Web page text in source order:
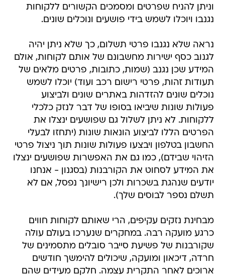
וניתן להניח שפרטים ומסמכים הקשורים ללקוחות
נגנבו ויוכלו לשמש בידי פושעים ונוכלים שונים.
נראה שלא נגנבו פרטי תשלום, כך שלא ניתן יהיה
לגנוב כסף ישירות מחשבונם של אותם לקוחות, אולם
המידע שכן נגנב (שמות, כתובות, פרטים מלאים של
תעודות זהות, פרטי רישום רכב ועוד) יוכלו לשמש
נוכלים שונים להזדהות באתרים שונים ולביצוע
פעולות שונות שיביאו בסופו של דבר לנזק כלכלי
ללקוחות. לא ניתן לשלול גם שפושעים ינצלו את
הפרטים הללו לביצוע הונאות שונות (יתחזו לבעלי
החשבון בטלפון ויבצעו פעולות שונות תוך ניצול פרטי
הזיהוי שבידם), כמו גם את האפשרות שפושעים ינצלו
את המידע לסחוט את הקורבנות (בסגנון - אנחנו
יודעים שנהגת בשכרות ולכן רישיונך נפסל, אם לא
תשלם נספר לבוסים שלך).
מבחינת נזקים עקיפים, הרי שאותם לקוחות חווים
כרגע מועקה רבה. במחקרים שנערכו בעולם עולה
שקורבנות של פשיעת סייבר סובלים מתסמינים של
חרדה, דיכאון ומועקה, שיכולים להימשך חודשים
ארוכים לאחר התקרית עצמה. חלקם מעידים שהם